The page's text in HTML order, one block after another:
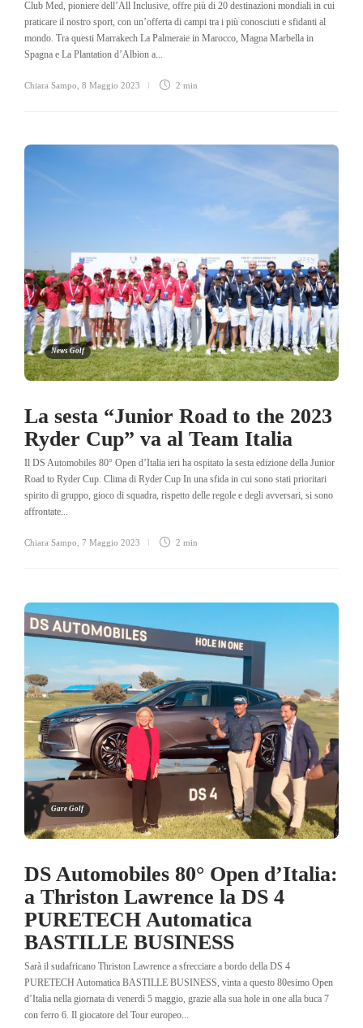
Club Med, pioniere dell’All Inclusive, offre più di 20 destinazioni mondiali in cui
praticare il nostro sport, con un’offerta di campi tra i più conosciuti e sfidanti al
mondo. Tra questi Marrakech La Palmeraie in Marocco, Magna Marbella in
Spagna e La Plantation d’Albion a...
Chiara Sampo 8 Maggio 2023 2 min
News Golf
La sesta “Junior Road to the 2023
Ryder Cup” va al Team Italia
Il DS Automobiles 80° Open d’Italia ieri ha ospitato la sesta edizione della Junior
Road to Ryder Cup. Clima di Ryder Cup In una sfida in cui sono stati prioritari
spirito di gruppo, gioco di squadra, rispetto delle regole e degli avversari, si sono
affrontate...
Chiara Sampo 7 Maggio 2023 2 min
Gare Golf
DS Automobiles 80° Open d’Italia:
a Thriston Lawrence la DS 4
PURETECH Automatica
BASTILLE BUSINESS
Sarà il sudafricano Thriston Lawrence a sfrecciare a bordo della DS 4
PURETECH Automatica BASTILLE BUSINESS, vinta a questo 80esimo Open
d’Italia nella giornata di venerdì 5 maggio, grazie alla sua hole in one alla buca 7
con ferro 6. Il giocatore del Tour europeo...